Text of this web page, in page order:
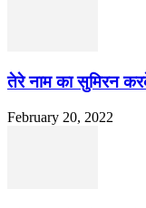
तेरे नाम का सुमिरन
February 20, 2022